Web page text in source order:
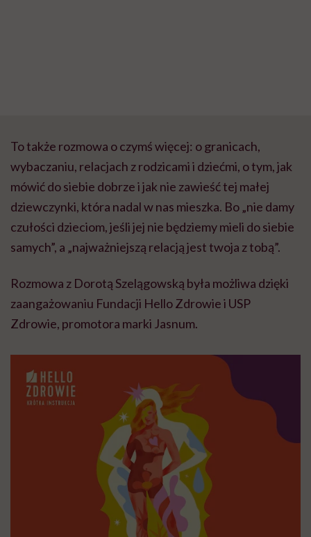
To także rozmowa o czymś więcej: o granicach,
wybaczaniu, relacjach z rodzicami i dziećmi, o tym, jak
mówić do siebie dobrze i jak nie zawieść tej małej
dziewczynki, która nadal w nas mieszka. Bo „nie damy
czułości dzieciom, jeśli jej nie będziemy mieli do siebie
samych”, a „najważniejszą relacją jest twoja z tobą”.
Rozmowa z Dorotą Szelągowską była możliwa dzięki
zaangażowaniu Fundacji Hello Zdrowie i USP
Zdrowie, promotora marki Jasnum.